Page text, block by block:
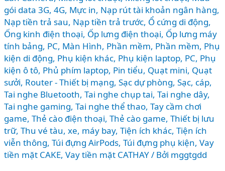
gói data 3G, 4G, Mực in, Nạp rút tài khoản ngân hàng,
Nạp tiền trả sau, Nạp tiền trả trước, Ổ cứng di động,
Ống kinh điện thoại, Ốp lưng điện thoại, Ốp lưng máy
tính bảng, PC, Màn Hình, Phần mềm, Phần mềm, Phụ
kiện di động, Phụ kiện khác, Phụ kiện laptop, PC, Phụ
kiện ô tô, Phủ phím laptop, Pin tiểu, Quạt mini, Quạt
sưởi, Router - Thiết bị mạng, Sạc dự phòng, Sạc, cáp,
Tai nghe Bluetooth, Tai nghe chụp tai, Tai nghe dây,
Tai nghe gaming, Tai nghe thể thao, Tay cầm chơi
game, Thẻ cào điện thoại, Thẻ cào game, Thiết bị lưu
trữ, Thu vé tàu, xe, máy bay, Tiện ích khác, Tiện ích
viễn thông, Túi đựng AirPods, Túi đựng phụ kiện, Vay
tiền mặt CAKE, Vay tiền mặt CATHAY/ Bởi mggtgdd